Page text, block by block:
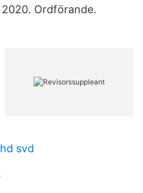
Ordförande.
svd